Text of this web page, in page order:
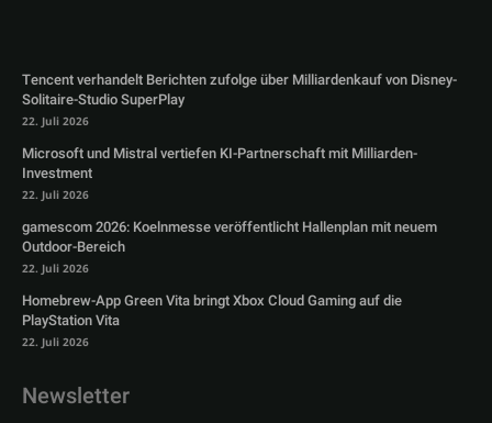
Tencent verhandelt Berichten zufolge über Milliardenkauf von Disney-
Solitaire-Studio SuperPlay
22. Juli 2026
Microsoft und Mistral vertiefen KI-Partnerschaft mit Milliarden-
Investment
22. Juli 2026
gamescom 2026: Koelnmesse veröffentlicht Hallenplan mit neuem
Outdoor-Bereich
22. Juli 2026
Homebrew-App Green Vita bringt Xbox Cloud Gaming auf die
PlayStation Vita
22. Juli 2026
Newsletter